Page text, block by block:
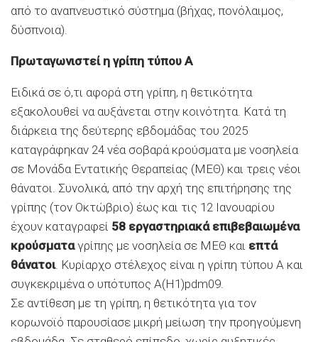
από το αναπνευστικό σύστημα (βήχας, πονόλαιμος,
δύσπνοια).
Πρωταγωνιστεί η γρίπη τύπου Α
Ειδικά σε ό,τι αφορά στη γρίπη, η θετικότητα
εξακολουθεί να αυξάνεται στην κοινότητα. Κατά τη
διάρκεια της δεύτερης εβδομάδας του 2025
καταγράφηκαν 24 νέα σοβαρά κρούσματα με νοσηλεία
σε Μονάδα Εντατικής Θεραπείας (ΜΕΘ) και τρεις νέοι
θάνατοι. Συνολικά, από την αρχή της επιτήρησης της
γρίπης (τον Οκτώβριο) έως και τις 12 Ιανουαρίου
έχουν καταγραφεί 58 εργαστηριακά επιβεβαιωμένα
κρούσματαγρίπης με νοσηλεία σε ΜΕΘ και επτά
θάνατοι. Κυρίαρχο στέλεχος είναι η γρίπη τύπου Α και
συγκεκριμένα ο υπότυπος Α(Η1)pdm09.
Σε αντίθεση με τη γρίπη, η θετικότητα για τον
κορωνοϊό παρουσίασε μικρή μείωση την προηγούμενη